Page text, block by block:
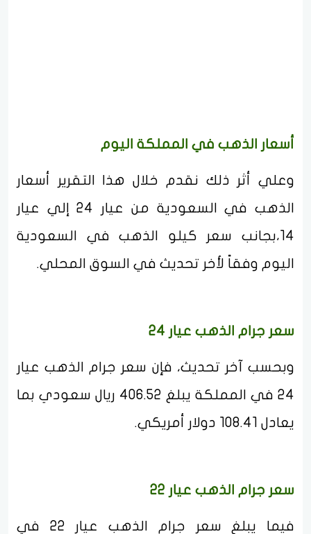
أسعار الذهب في المملكة اليوم
وعلي أثر ذلك نقدم خلال هذا التقرير أسعار
الذهب في السعودية من عيار 24 إلي عيار
14،بجانب سعر كيلو الذهب في السعودية
اليوم وفقاً لأخر تحديث في السوق المحلي.
سعر جرام الذهب عيار 24
وبحسب آخر تحديث، فإن سعر جرام الذهب عيار
24 في المملكة يبلغ 406.52 ريال سعودي بما
يعادل 108.41 دولار أمريكي.
سعر جرام الذهب عيار 22
فيما يبلغ سعر جرام الذهب عيار 22 في